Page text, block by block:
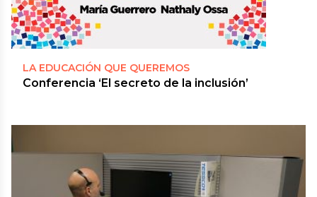
LA EDUCACIÓN QUE QUEREMOS
Conferencia ‘El secreto de la inclusión’